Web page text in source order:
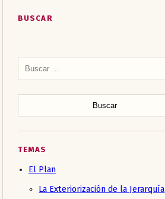
BUSCAR
TEMAS
El Plan
La Exteriorización de la Jerarquía